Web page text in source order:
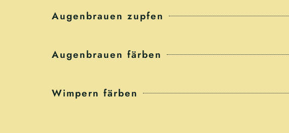
Augenbrauen zupfen
Augenbrauen färben
Wimpern färben